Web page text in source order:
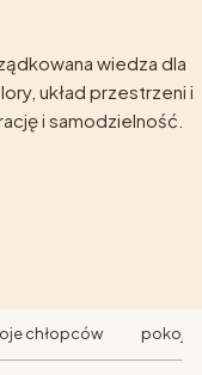
wiedza dla
układ przestrzeni i
i samodzielność.
chłopców pokoje